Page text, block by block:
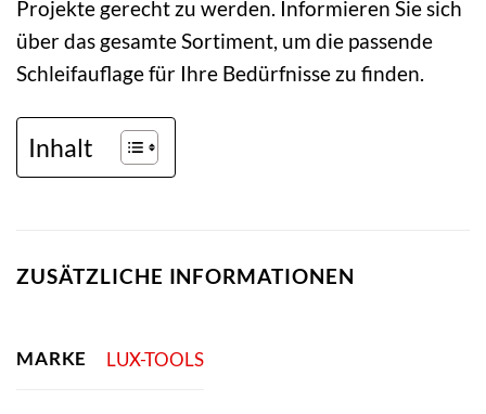
Projekte gerecht zu werden. Informieren Sie sich
über das gesamte Sortiment, um die passende
Schleifauflage für Ihre Bedürfnisse zu finden.
Inhalt
ZUSÄTZLICHE INFORMATIONEN
MARKE LUX-TOOLS